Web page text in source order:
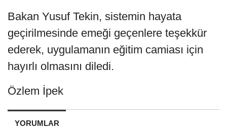
Bakan Yusuf Tekin, sistemin hayata
geçirilmesinde emeği geçenlere teşekkür
ederek, uygulamanın eğitim camiası için
hayırlı olmasını diledi.
Özlem İpek
YORUMLAR